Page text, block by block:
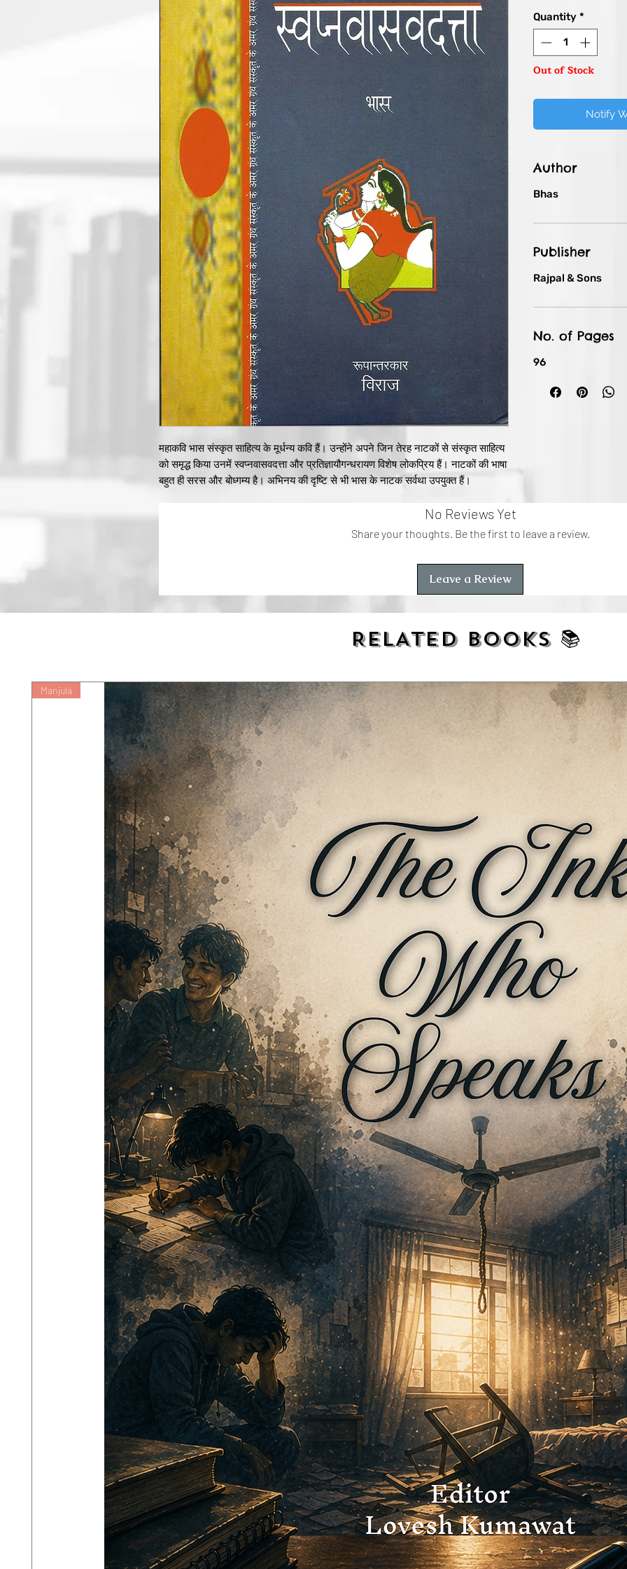
महाकवि भास संस्कृत साहित्य के मूर्धन्य कवि हैं। उन्होंने अपने जिन तेरह नाटकों से संस्कृत साहित्य
को समृद्ध किया उनमें स्वप्नवासवदत्ता और प्रतिज्ञायौगन्धरायण विशेष लोकप्रिय हैं। नाटकों की भाषा
बहुत ही सरस और बोध्गम्य है। अभिनय की दृष्टि से भी भास के नाटक सर्वथा उपयुक्त हैं।
Quantity *
Out of Stock
Notify
Author
Bhas
Publisher
Rajpal & Sons
No. of Pages
96
No Reviews Yet
Share your thoughts. Be the first to leave a review.
Leave a Review
RELATED BOOKS 📚
Manjula